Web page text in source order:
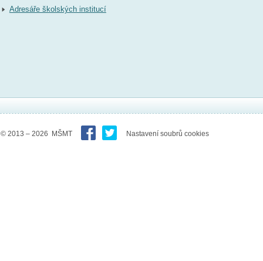
Adresáře školských institucí
© 2013 – 2026 MŠMT Nastavení soubrů cookies